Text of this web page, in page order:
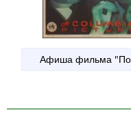
Афиша фильма